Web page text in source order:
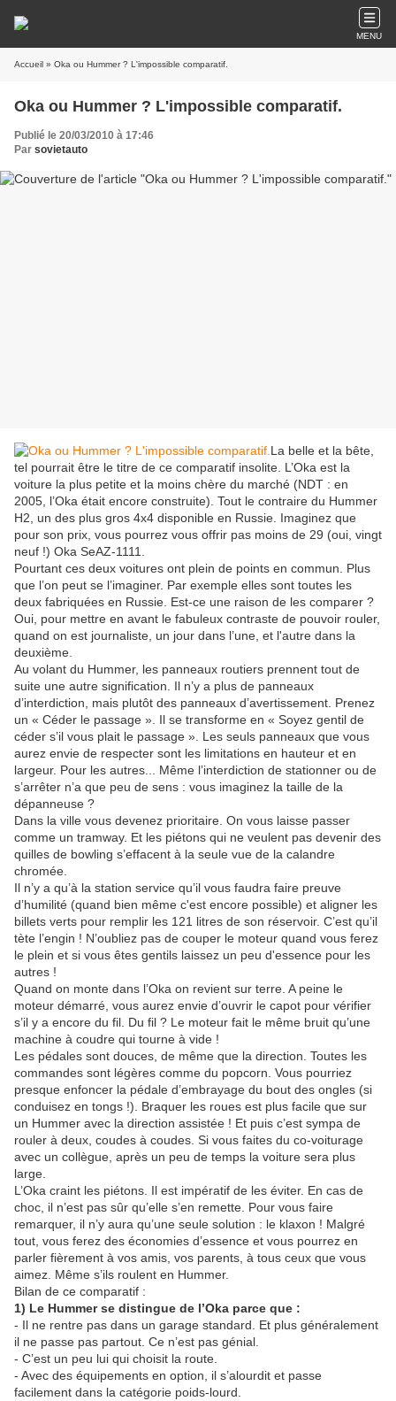
MENU
Accueil » Oka ou Hummer ? L'impossible comparatif.
Oka ou Hummer ? L'impossible comparatif.
Publié le 20/03/2010 à 17:46
Par sovietauto
La belle et la bête,
tel pourrait être le titre de ce comparatif insolite. L’Oka est la
voiture la plus petite et la moins chère du marché (NDT : en
2005, l’Oka était encore construite). Tout le contraire du Hummer
H2, un des plus gros 4x4 disponible en Russie. Imaginez que
pour son prix, vous pourrez vous offrir pas moins de 29 (oui, vingt
neuf !) Oka SeAZ-1111.
Pourtant ces deux voitures ont plein de points en commun. Plus
que l’on peut se l’imaginer. Par exemple elles sont toutes les
deux fabriquées en Russie. Est-ce une raison de les comparer ?
Oui, pour mettre en avant le fabuleux contraste de pouvoir rouler,
quand on est journaliste, un jour dans l’une, et l'autre dans la
deuxième.
Au volant du Hummer, les panneaux routiers prennent tout de
suite une autre signification. Il n’y a plus de panneaux
d’interdiction, mais plutôt des panneaux d’avertissement. Prenez
un « Céder le passage ». Il se transforme en « Soyez gentil de
céder s’il vous plait le passage ». Les seuls panneaux que vous
aurez envie de respecter sont les limitations en hauteur et en
largeur. Pour les autres... Même l’interdiction de stationner ou de
s’arrêter n’a que peu de sens : vous imaginez la taille de la
dépanneuse ?
Dans la ville vous devenez prioritaire. On vous laisse passer
comme un tramway. Et les piétons qui ne veulent pas devenir des
quilles de bowling s’effacent à la seule vue de la calandre
chromée.
Il n’y a qu’à la station service qu’il vous faudra faire preuve
d’humilité (quand bien même c'est encore possible) et aligner les
billets verts pour remplir les 121 litres de son réservoir. C’est qu’il
tète l’engin ! N’oubliez pas de couper le moteur quand vous ferez
le plein et si vous êtes gentils laissez un peu d'essence pour les
autres !
Quand on monte dans l’Oka on revient sur terre. A peine le
moteur démarré, vous aurez envie d’ouvrir le capot pour vérifier
s’il y a encore du fil. Du fil ? Le moteur fait le même bruit qu’une
machine à coudre qui tourne à vide !
Les pédales sont douces, de même que la direction. Toutes les
commandes sont légères comme du popcorn. Vous pourriez
presque enfoncer la pédale d’embrayage du bout des ongles (si
conduisez en tongs !). Braquer les roues est plus facile que sur
un Hummer avec la direction assistée ! Et puis c’est sympa de
rouler à deux, coudes à coudes. Si vous faites du co-voiturage
avec un collègue, après un peu de temps la voiture sera plus
large.
L’Oka craint les piétons. Il est impératif de les éviter. En cas de
choc, il n’est pas sûr qu’elle s’en remette. Pour vous faire
remarquer, il n’y aura qu’une seule solution : le klaxon ! Malgré
tout, vous ferez des économies d’essence et vous pourrez en
parler fièrement à vos amis, vos parents, à tous ceux que vous
aimez. Même s’ils roulent en Hummer.
Bilan de ce comparatif :
1) Le Hummer se distingue de l’Oka parce que :
- Il ne rentre pas dans un garage standard. Et plus généralement
il ne passe pas partout. Ce n’est pas génial.
- C’est un peu lui qui choisit la route.
- Avec des équipements en option, il s’alourdit et passe
facilement dans la catégorie poids-lourd.